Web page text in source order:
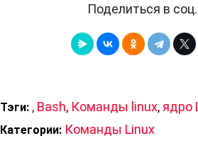
Поделиться в
Тэги: , Bash, Команды linux, ядро
Категории: Команды Linux